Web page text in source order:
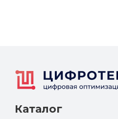
Каталог